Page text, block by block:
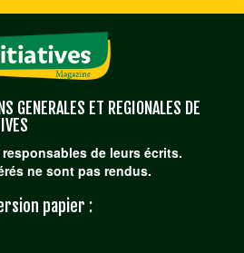
GENERALES ET REGIONALES DE
de leurs écrits.
ne sont pas rendus.
papier :